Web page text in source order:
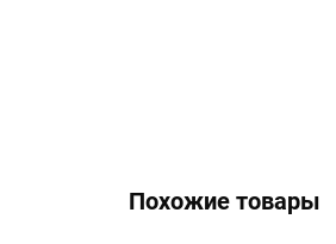
Похожие товары